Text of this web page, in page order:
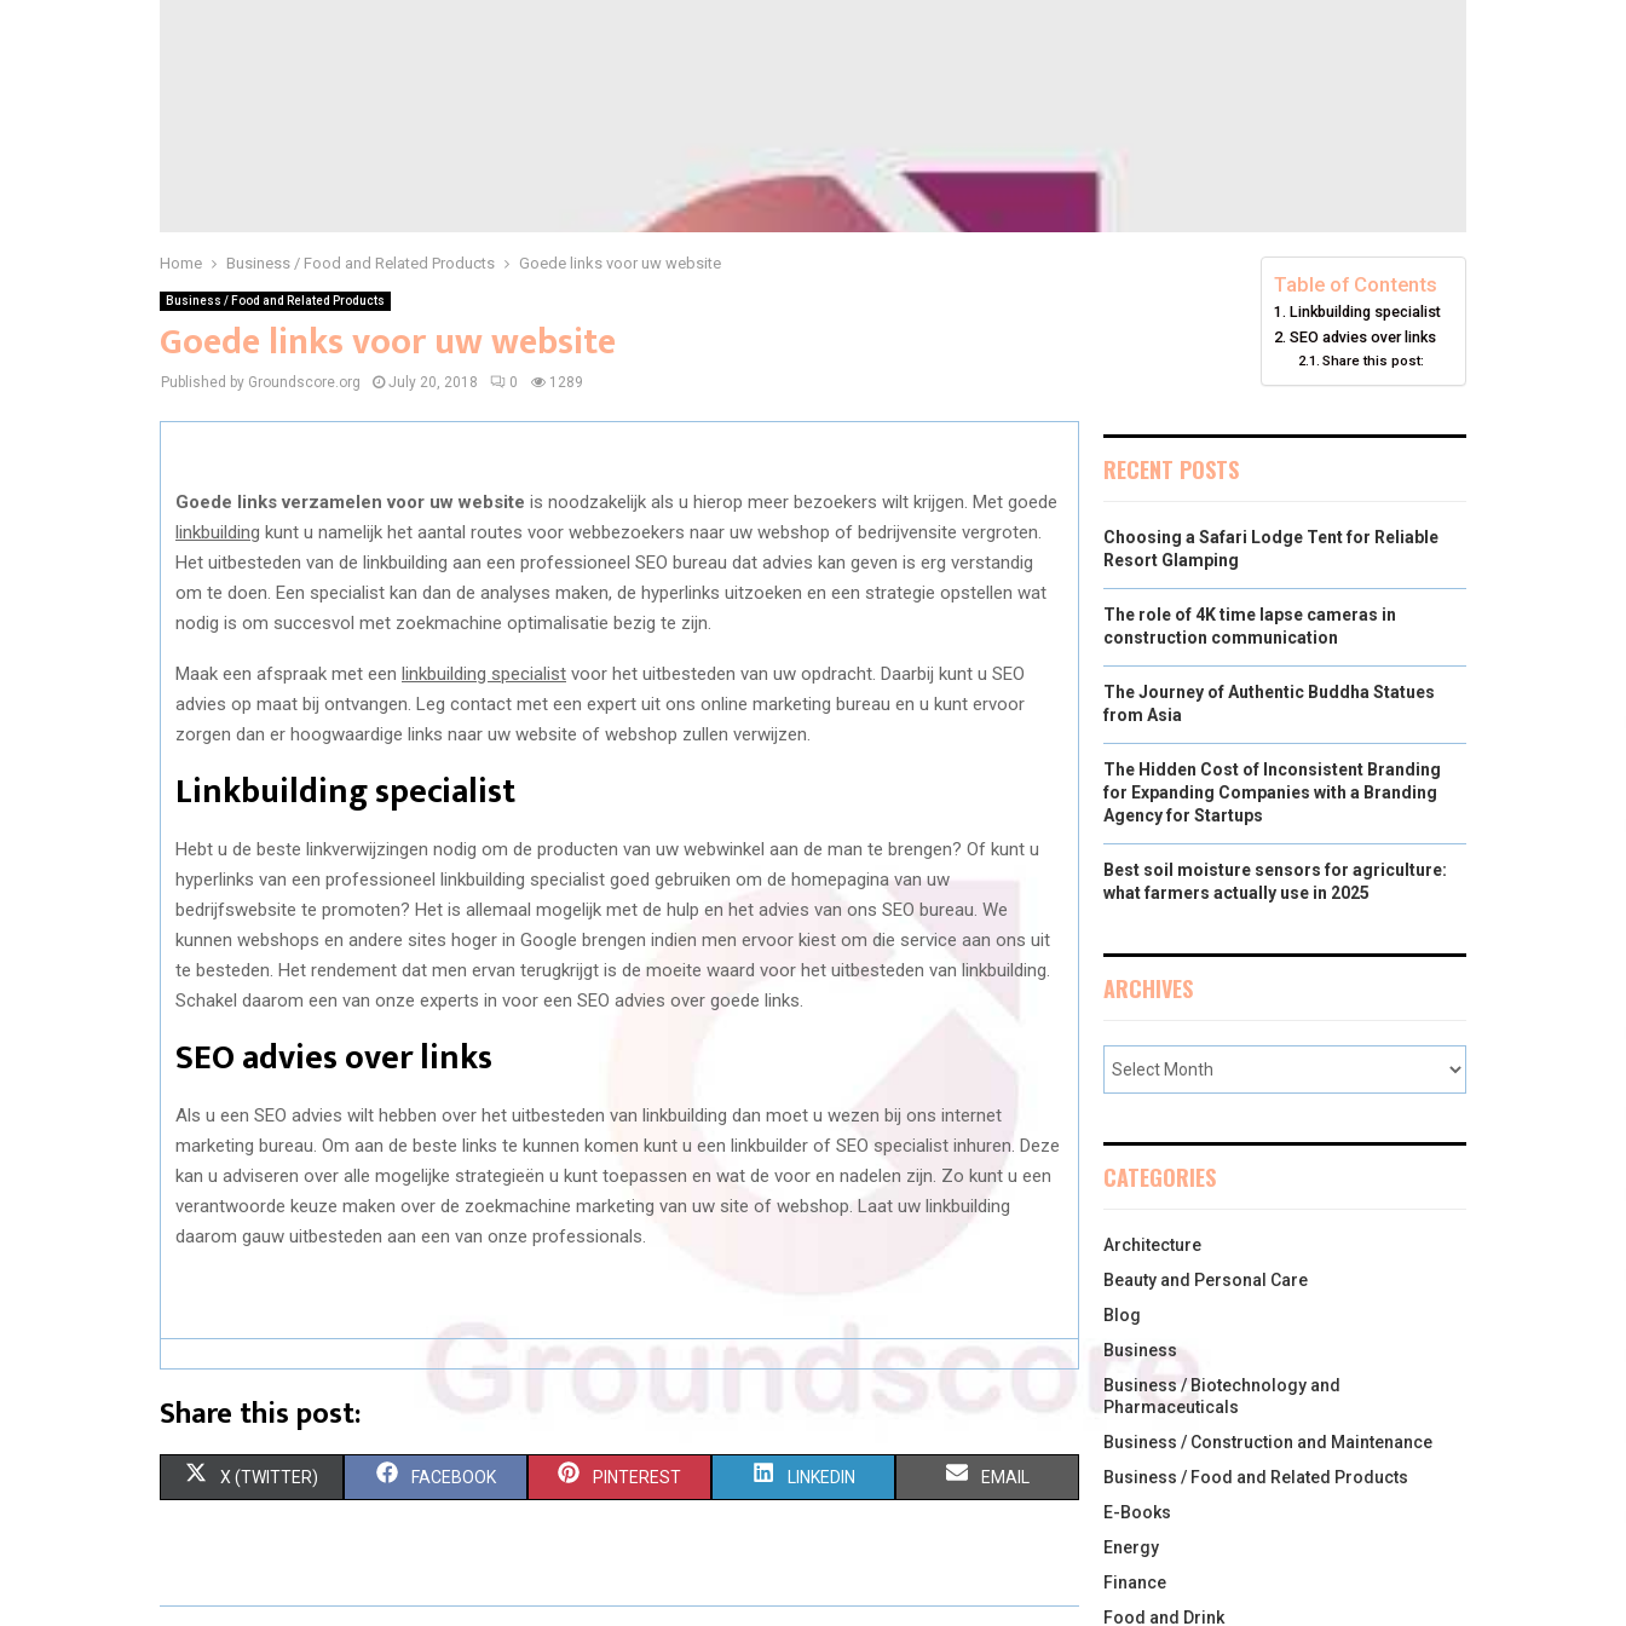
Home Business / Food and Related Products Goede links voor uw website
Business / Food and Related Products
Goede links voor uw website
Published by Groundscore.org July 20, 2018 0 1289
Goede links verzamelen voor uw website is noodzakelijk als u hierop meer bezoekers wilt krijgen. Met goede
linkbuilding kunt u namelijk het aantal routes voor webbezoekers naar uw webshop of bedrijvensite vergroten.
Het uitbesteden van de linkbuilding aan een professioneel SEO bureau dat advies kan geven is erg verstandig
om te doen. Een specialist kan dan de analyses maken, de hyperlinks uitzoeken en een strategie opstellen wat
nodig is om succesvol met zoekmachine optimalisatie bezig te zijn.
Maak een afspraak met een linkbuilding specialist voor het uitbesteden van uw opdracht. Daarbij kunt u SEO
advies op maat bij ontvangen. Leg contact met een expert uit ons online marketing bureau en u kunt ervoor
zorgen dan er hoogwaardige links naar uw website of webshop zullen verwijzen.
Linkbuilding specialist
Hebt u de beste linkverwijzingen nodig om de producten van uw webwinkel aan de man te brengen? Of kunt u
hyperlinks van een professioneel linkbuilding specialist goed gebruiken om de homepagina van uw
bedrijfswebsite te promoten? Het is allemaal mogelijk met de hulp en het advies van ons SEO bureau. We
kunnen webshops en andere sites hoger in Google brengen indien men ervoor kiest om die service aan ons uit
te besteden. Het rendement dat men ervan terugkrijgt is de moeite waard voor het uitbesteden van linkbuilding.
Schakel daarom een van onze experts in voor een SEO advies over goede links.
SEO advies over links
Als u een SEO advies wilt hebben over het uitbesteden van linkbuilding dan moet u wezen bij ons internet
marketing bureau. Om aan de beste links te kunnen komen kunt u een linkbuilder of SEO specialist inhuren. Deze
kan u adviseren over alle mogelijke strategieën u kunt toepassen en wat de voor en nadelen zijn. Zo kunt u een
verantwoorde keuze maken over de zoekmachine marketing van uw site of webshop. Laat uw linkbuilding
daarom gauw uitbesteden aan een van onze professionals.
Share this post:
S
R
X (TWITTER) S
R
FACEBOOK S
R
PINTEREST S
R
LINKEDIN S
R
EMAIL
Table of Contents
Linkbuilding specialist
SEO advies over links
Share this post:
RECENT POSTS
Choosing a Safari Lodge Tent for Reliable
Resort Glamping
The role of 4K time lapse cameras in
construction communication
The Journey of Authentic Buddha Statues
from Asia
The Hidden Cost of Inconsistent Branding
for Expanding Companies with a Branding
Agency for Startups
Best soil moisture sensors for agriculture:
what farmers actually use in 2025
ARCHIVES
CATEGORIES
Architecture
Beauty and Personal Care
Blog
Business
Business / Biotechnology and
Pharmaceuticals
Business / Construction and Maintenance
Business / Food and Related Products
E-Books
Energy
Finance
Food and Drink